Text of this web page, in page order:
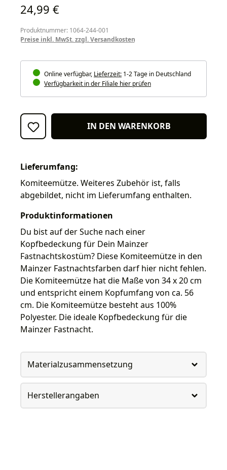
Regulärer Preis:
24,99 €
Produktnummer: 1064-244-001
Preise inkl. MwSt. zzgl. Versandkosten
Online verfügbar, Lieferzeit: 1-2 Tage in Deutschland
Verfügbarkeit in der Filiale hier prüfen
IN DEN WARENKORB
Lieferumfang:
Komiteemütze. Weiteres Zubehör ist, falls
abgebildet, nicht im Lieferumfang enthalten.
Produktinformationen
Du bist auf der Suche nach einer
Kopfbedeckung für Dein Mainzer
Fastnachtskostüm? Diese Komiteemütze in den
Mainzer Fastnachtsfarben darf hier nicht fehlen.
Die Komiteemütze hat die Maße von 34 x 20 cm
und entspricht einem Kopfumfang von ca. 56
cm. Die Komiteemütze besteht aus 100%
Polyester. Die ideale Kopfbedeckung für die
Mainzer Fastnacht.
Materialzusammensetzung
Herstellerangaben